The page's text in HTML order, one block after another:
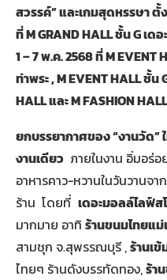
สวรรค์” และเกมสุดหรรษา ตั้
ที่ M GRAND HALL ชั้น G เ
1 – 7 พ.ค. 2568 ที่ M
ท่าพระ , M EVENT HALL ชั้น
HALL และ M FASHION
ยกบรรยากาศของ “งานวัด”
งานเดียว ภายในงาน อิ่มอร่
อาหารคาว-หวานในวันวานจ
ร้าน โดยที่ เดอะมอลล์ไลฟ์ส
มากมาย อาทิ ร้านขนมไทยแ
สามชุก จ.สุพรรณบุรี ,ร้านเข้
ไทยๆ ร้านดังบรรทัดทอง,ร้า